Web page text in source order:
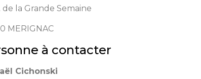
de la Grande Semaine
MERIGNAC
à contacter
Cichonski